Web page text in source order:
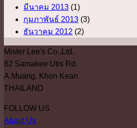
มีนาคม 2013 (1)
กุมภาพันธ์ 2013 (3)
ธันวาคม 2012 (2)
Mister Lee's Co.,Ltd.
82 Samakee Utis Rd.
A.Muang, Khon Kean
THAILAND
FOLLOW US
About Us